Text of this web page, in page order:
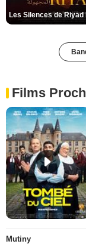
Films
Mutiny